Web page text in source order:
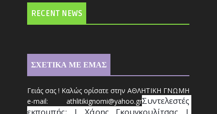
RECENT NEWS
ΣΧΕΤΙΚΑ ΜΕ ΕΜΑΣ
Γειάς σας ! Καλώς ορίσατε στην ΑΘΛΗΤΙΚΗ ΓΝΩΜΗ
e-mail: athlitikignomi@yahoo.grΣυντελεστές